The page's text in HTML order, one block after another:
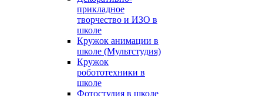
прикладное
творчество и ИЗО в
школе
Кружок анимации в
школе (Мультстудия)
Кружок
робототехники в
школе
Фотостудия в школе